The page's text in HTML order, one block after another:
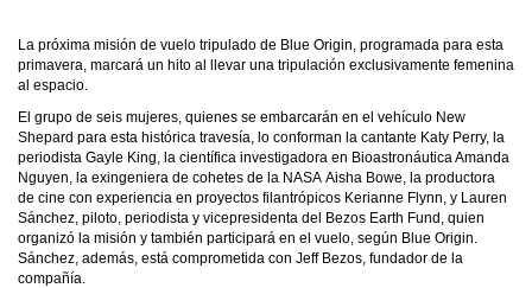
La próxima misión de vuelo tripulado de Blue Origin, programada para esta
primavera, marcará un hito al llevar una tripulación exclusivamente femenina
al espacio.
El grupo de seis mujeres, quienes se embarcarán en el vehículo New
Shepard para esta histórica travesía, lo conforman la cantante Katy Perry, la
periodista Gayle King, la científica investigadora en Bioastronáutica Amanda
Nguyen, la exingeniera de cohetes de la NASA Aisha Bowe, la productora
de cine con experiencia en proyectos filantrópicos Kerianne Flynn, y Lauren
Sánchez, piloto, periodista y vicepresidenta del Bezos Earth Fund, quien
organizó la misión y también participará en el vuelo, según Blue Origin.
Sánchez, además, está comprometida con Jeff Bezos, fundador de la
compañía.